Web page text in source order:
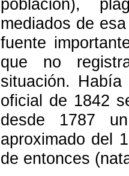
población),
mediados de
fuente
que no
situación.
oficial de 1842
desde 1787
aproximado del
de entonces